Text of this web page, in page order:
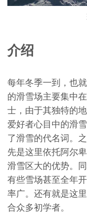
介绍
每年冬季一到，也
的滑雪场主要集中
士，由于其独特的
爱好者心目中的滑
了滑雪的代名词。
先是这里依托阿尔
滑雪区大的优势。
有些雪场甚至全年
率广。还有就是这
合众多初学者。